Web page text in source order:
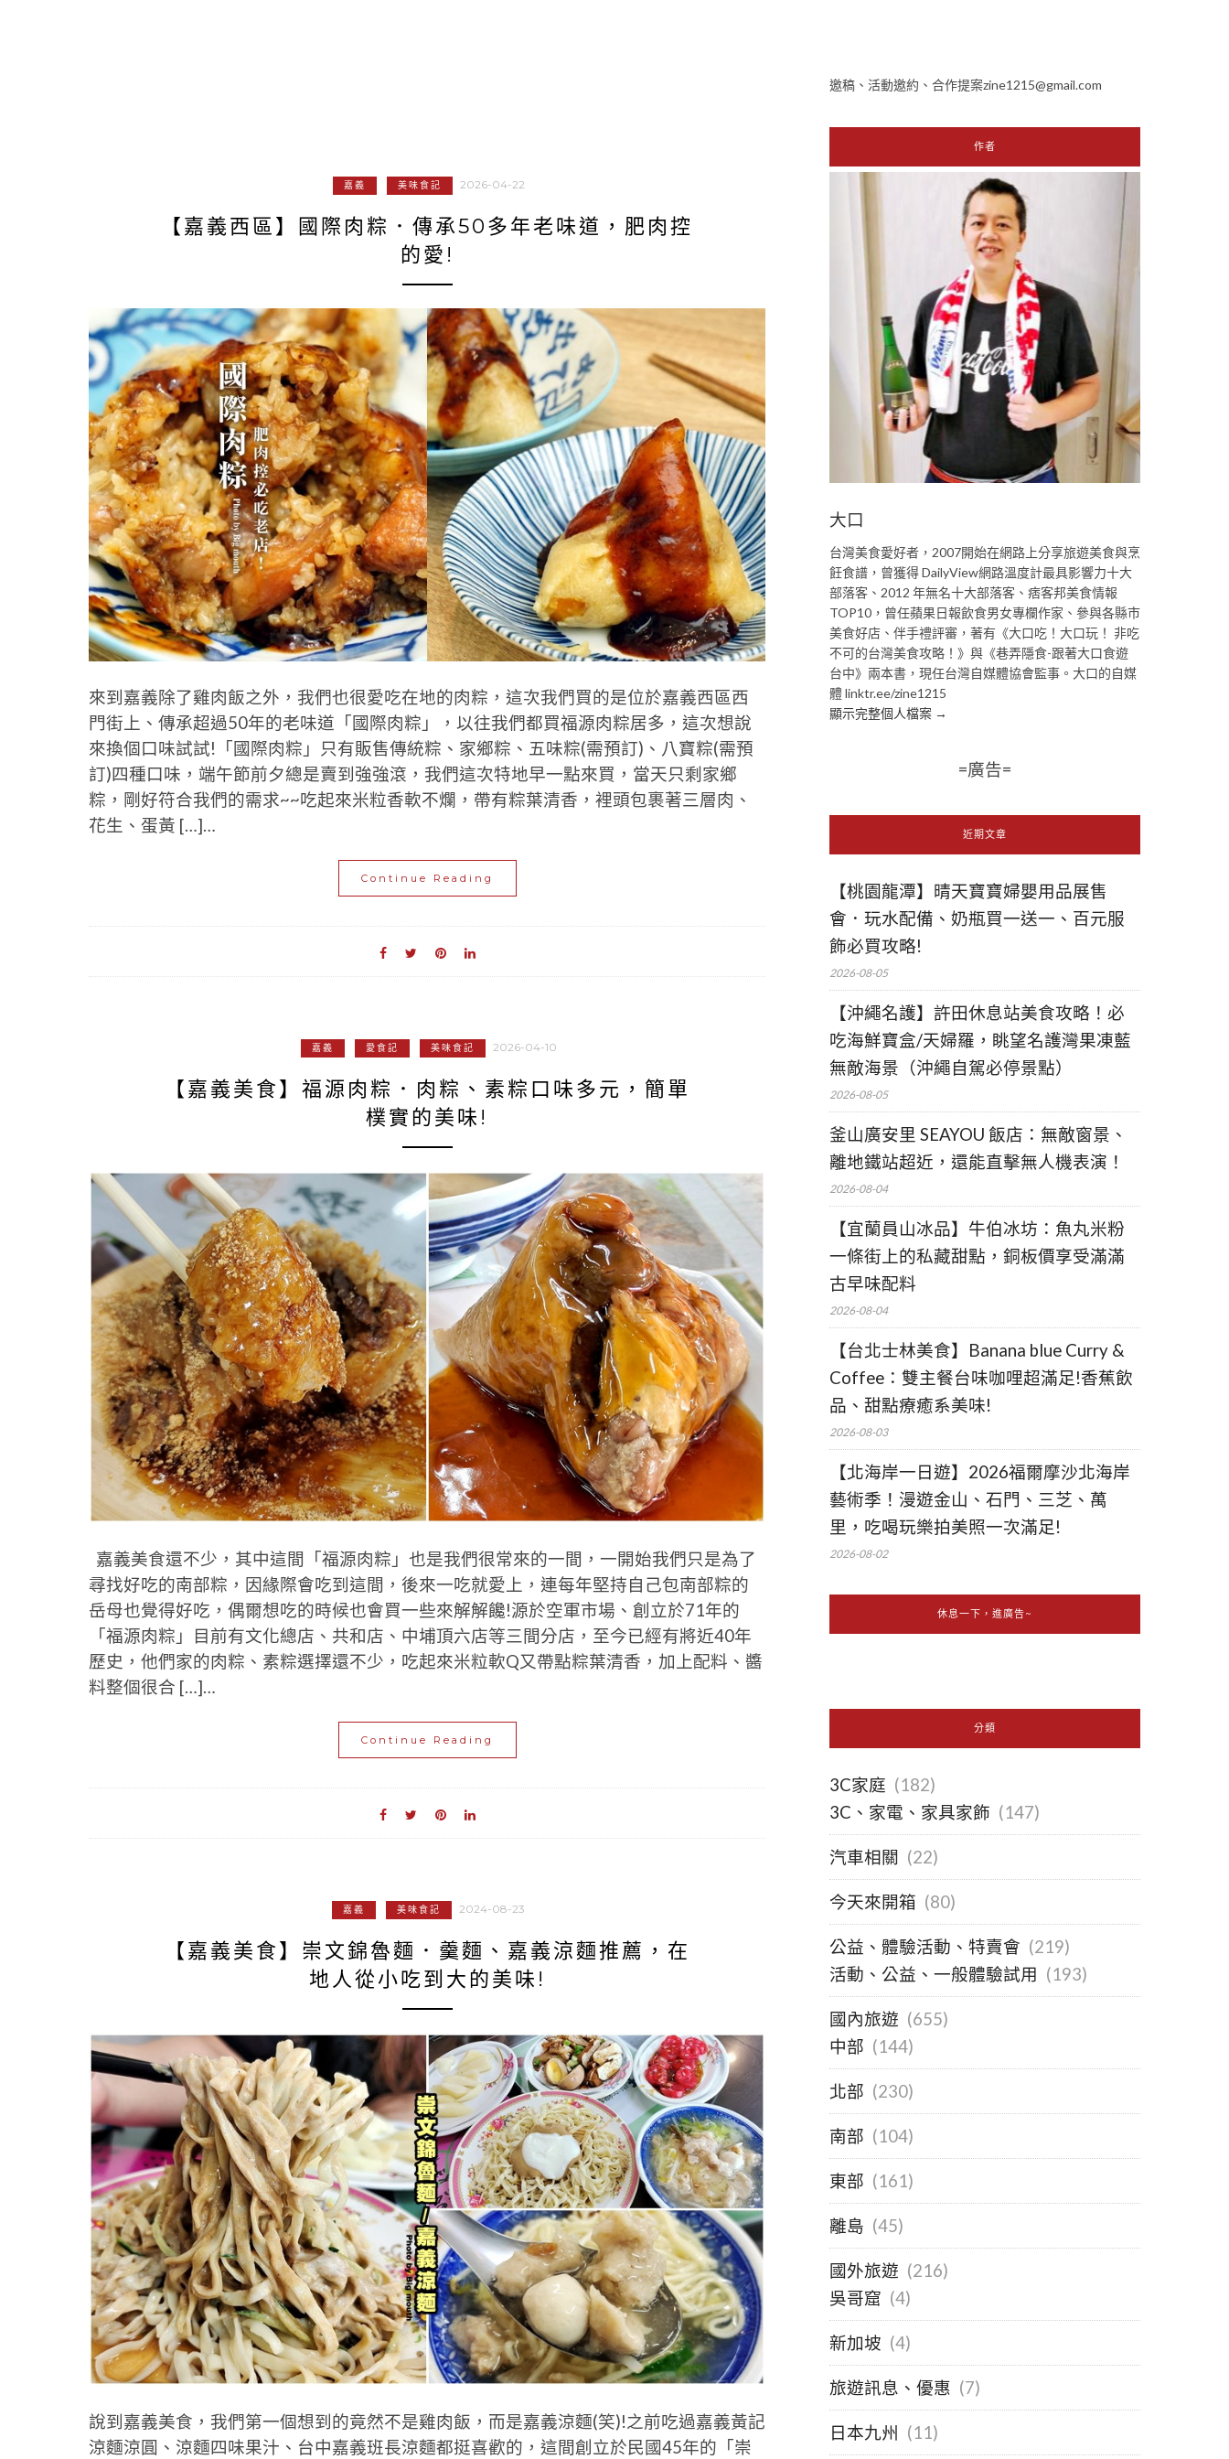
嘉義 美味食記 2026-04-22
【嘉義西區】國際肉粽．傳承50多年老味道，肥肉控
的愛!
來到嘉義除了雞肉飯之外，我們也很愛吃在地的肉粽，這次我們買的是位於嘉義西區西
門街上、傳承超過50年的老味道「國際肉粽」，以往我們都買福源肉粽居多，這次想說
來換個口味試試!「國際肉粽」只有販售傳統粽、家鄉粽、五味粽(需預訂)、八寶粽(需預
訂)四種口味，端午節前夕總是賣到強強滾，我們這次特地早一點來買，當天只剩家鄉
粽，剛好符合我們的需求~~吃起來米粒香軟不爛，帶有粽葉清香，裡頭包裹著三層肉、
花生、蛋黃 […]…
Continue Reading
嘉義 愛食記 美味食記 2026-04-10
【嘉義美食】福源肉粽．肉粽、素粽口味多元，簡單
樸實的美味!
嘉義美食還不少，其中這間「福源肉粽」也是我們很常來的一間，一開始我們只是為了
尋找好吃的南部粽，因緣際會吃到這間，後來一吃就愛上，連每年堅持自己包南部粽的
岳母也覺得好吃，偶爾想吃的時候也會買一些來解解饞!源於空軍市場、創立於71年的
「福源肉粽」目前有文化總店、共和店、中埔頂六店等三間分店，至今已經有將近40年
歷史，他們家的肉粽、素粽選擇還不少，吃起來米粒軟Q又帶點粽葉清香，加上配料、醬
料整個很合 […]…
Continue Reading
嘉義 美味食記 2024-08-23
【嘉義美食】崇文錦魯麵．羹麵、嘉義涼麵推薦，在
地人從小吃到大的美味!
說到嘉義美食，我們第一個想到的竟然不是雞肉飯，而是嘉義涼麵(笑)!之前吃過嘉義黃記
涼麵涼圓、涼麵四味果汁、台中嘉義班長涼麵都挺喜歡的，這間創立於民國45年的「崇
邀稿、活動邀約、合作提案zine1215@gmail.com
作者
大口
台灣美食愛好者，2007開始在網路上分享旅遊美食與烹
飪食譜，曾獲得 DailyView網路溫度計最具影響力十大
部落客、2012 年無名十大部落客、痞客邦美食情報
TOP10，曾任蘋果日報飲食男女專欄作家、參與各縣市
美食好店、伴手禮評審，著有《大口吃！大口玩！ 非吃
不可的台灣美食攻略！》與《巷弄隱食-跟著大口食遊
台中》兩本書，現任台灣自媒體協會監事。大口的自媒
體 linktr.ee/zine1215
顯示完整個人檔案 →
=廣告=
近期文章
【桃園龍潭】晴天寶寶婦嬰用品展售
會．玩水配備、奶瓶買一送一、百元服
飾必買攻略!
2026-08-05
【沖繩名護】許田休息站美食攻略！必
吃海鮮寶盒/天婦羅，眺望名護灣果凍藍
無敵海景（沖繩自駕必停景點）
2026-08-05
釜山廣安里 SEAYOU 飯店：無敵窗景、
離地鐵站超近，還能直擊無人機表演！
2026-08-04
【宜蘭員山冰品】牛伯冰坊：魚丸米粉
一條街上的私藏甜點，銅板價享受滿滿
古早味配料
2026-08-04
【台北士林美食】Banana blue Curry &
Coffee：雙主餐台味咖哩超滿足!香蕉飲
品、甜點療癒系美味!
2026-08-03
【北海岸一日遊】2026福爾摩沙北海岸
藝術季！漫遊金山、石門、三芝、萬
里，吃喝玩樂拍美照一次滿足!
2026-08-02
休息一下，進廣告~
分類
3C家庭 (182)
3C、家電、家具家飾 (147)
汽車相關 (22)
今天來開箱 (80)
公益、體驗活動、特賣會 (219)
活動、公益、一般體驗試用 (193)
國內旅遊 (655)
中部 (144)
北部 (230)
南部 (104)
東部 (161)
離島 (45)
國外旅遊 (216)
吳哥窟 (4)
新加坡 (4)
旅遊訊息、優惠 (7)
日本九州 (11)